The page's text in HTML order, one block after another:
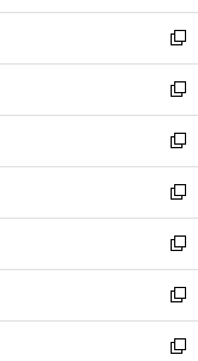
開
く
ウ
で
開
く
ン
ド
ウ
で
開
く
ウ
ィ
ン
ド
ウ
で
開
く
新
し
い
ウ
ィ
ン
ド
ウ
で
開
く
新
し
い
ウ
ィ
ン
ド
ウ
で
開
く
新
し
い
ウ
ィ
ン
ド
ウ
で
新
し
い
ウ
ィ
ン
ド
新
し
い
ウ
ィ
新
し
い
新